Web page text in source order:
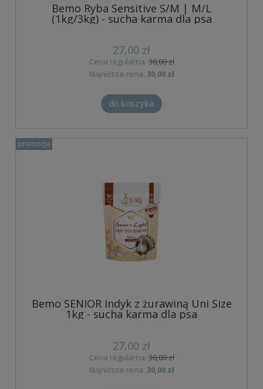
Bemo Ryba Sensitive S/M | M/L
(1kg/3kg) - sucha karma dla psa
27,00 zł
Cena regularna:30,00 zł
Najniższa cena: 30,00 zł
do koszyka
Bemo SENIOR Indyk z żurawiną Uni Size
1kg - sucha karma dla psa
27,00 zł
Cena regularna:30,00 zł
Najniższa cena: 30,00 zł
promocja